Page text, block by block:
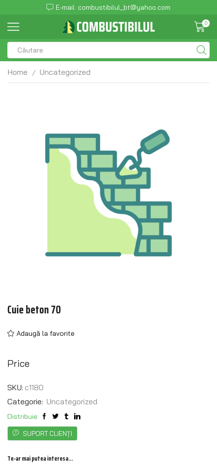
E-mail: combustibilul_bt@yahoo.com
0
Home / Uncategorized
Cuie beton 70
Adaugă la favorite
Price
SKU: c1180
Categorie: Uncategorized
Distribuie:
SUPORT CLIENȚI
Te-ar mai putea interesa…